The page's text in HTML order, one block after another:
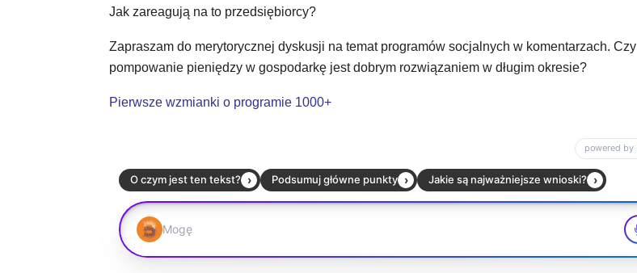
Jak zareagują na to przedsiębiorcy?
Zapraszam do merytorycznej dyskusji na temat programów socjalnych w komentarzach. Czy
pompowanie pieniędzy w gospodarkę jest dobrym rozwiązaniem w długim okresie?
Pierwsze wzmianki o programie 1000+